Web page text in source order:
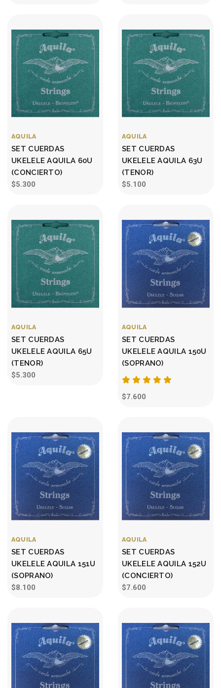
AQUILA
SET CUERDAS
UKELELE AQUILA 60U
(CONCIERTO)
$5.300
AQUILA
SET CUERDAS
UKELELE AQUILA 63U
(TENOR)
$5.100
AQUILA
SET CUERDAS
UKELELE AQUILA 65U
(TENOR)
$5.300
AQUILA
SET CUERDAS
UKELELE AQUILA 150U
(SOPRANO)
$7.600
AQUILA
SET CUERDAS
UKELELE AQUILA 151U
(SOPRANO)
$8.100
AQUILA
SET CUERDAS
UKELELE AQUILA 152U
(CONCIERTO)
$7.600